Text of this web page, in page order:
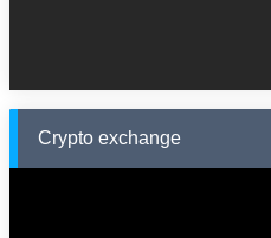
Crypto exchange